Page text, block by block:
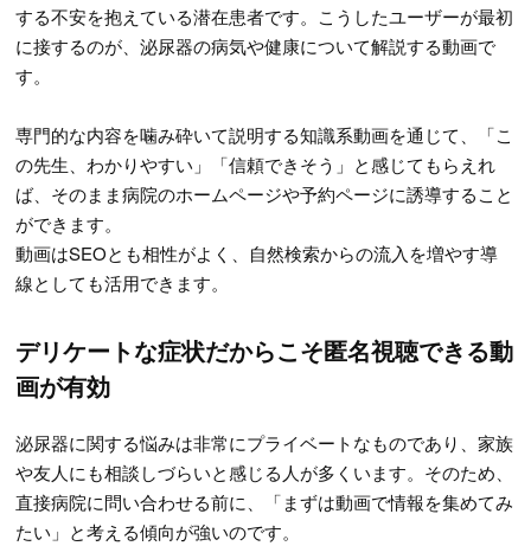
する不安を抱えている潜在患者です。こうしたユーザーが最初
に接するのが、泌尿器の病気や健康について解説する動画で
す。
専門的な内容を噛み砕いて説明する知識系動画を通じて、「こ
の先生、わかりやすい」「信頼できそう」と感じてもらえれ
ば、そのまま病院のホームページや予約ページに誘導すること
ができます。
動画はSEOとも相性がよく、自然検索からの流入を増やす導
線としても活用できます。
デリケートな症状だからこそ匿名視聴できる動
画が有効
泌尿器に関する悩みは非常にプライベートなものであり、家族
や友人にも相談しづらいと感じる人が多くいます。そのため、
直接病院に問い合わせる前に、「まずは動画で情報を集めてみ
たい」と考える傾向が強いのです。